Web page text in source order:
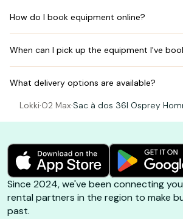
How do I book equipment online?
When can I pick up the equipment I've
What delivery options are available?
Lokki·O2 Max·Sac à dos 36l Osprey
Since 2024, we've been connecting
rental partners in the region to make
past.